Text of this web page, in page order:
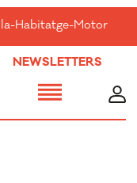
-Habitatge-Motor-
NEWSLETTERS